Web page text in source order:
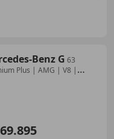
Benz G 63
Plus | AMG | V8 |